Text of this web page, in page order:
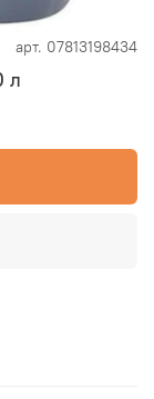
арт. 07813198434
л